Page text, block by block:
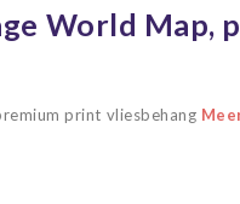
World Map,
print vliesbehang